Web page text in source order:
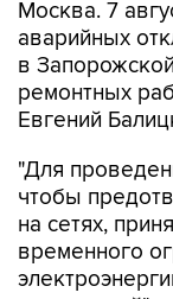
в
ремонтных
Евгений
"Для
на сетях,
временного
отключений", -
канале в Max.